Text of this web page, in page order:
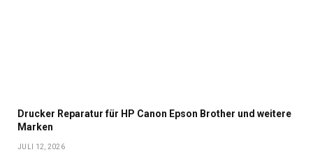
Drucker Reparatur für HP Canon Epson Brother und weitere
Marken
JULI 12, 2026